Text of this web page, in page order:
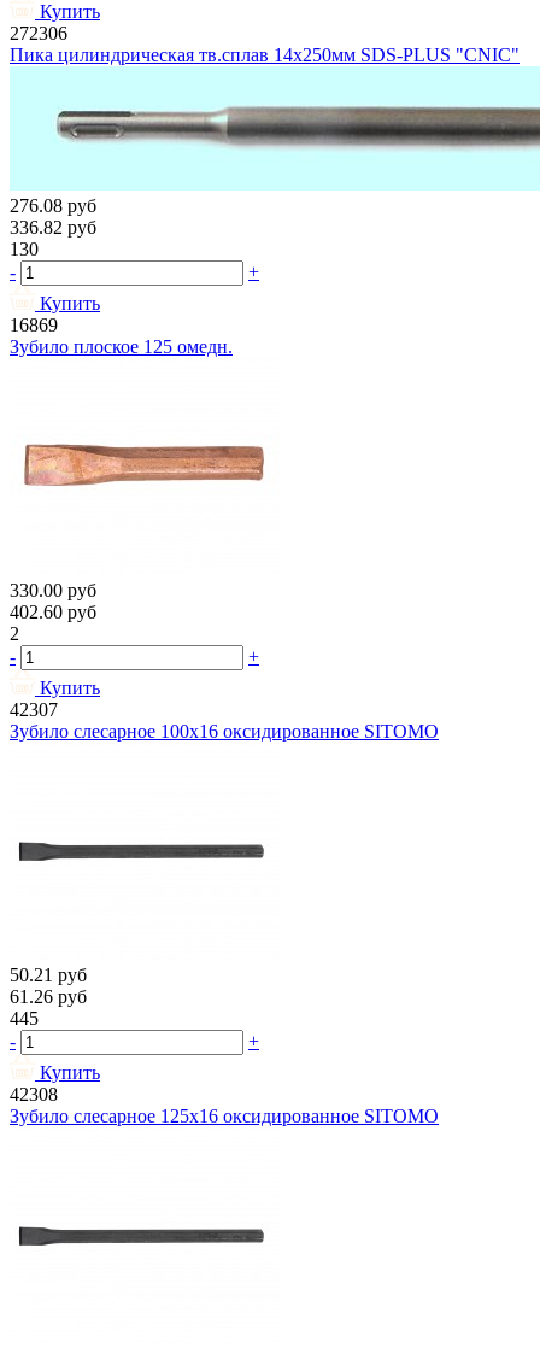
Купить
272306
Пика цилиндрическая тв.сплав 14х250мм SDS-PLUS "CNIC"
276.08 руб
336.82 руб
130
-
+
Купить
16869
Зубило плоское 125 омедн.
330.00 руб
402.60 руб
2
-
+
Купить
42307
Зубило слесарное 100х16 оксидированное SITOMO
50.21 руб
61.26 руб
445
-
+
Купить
42308
Зубило слесарное 125х16 оксидированное SITOMO